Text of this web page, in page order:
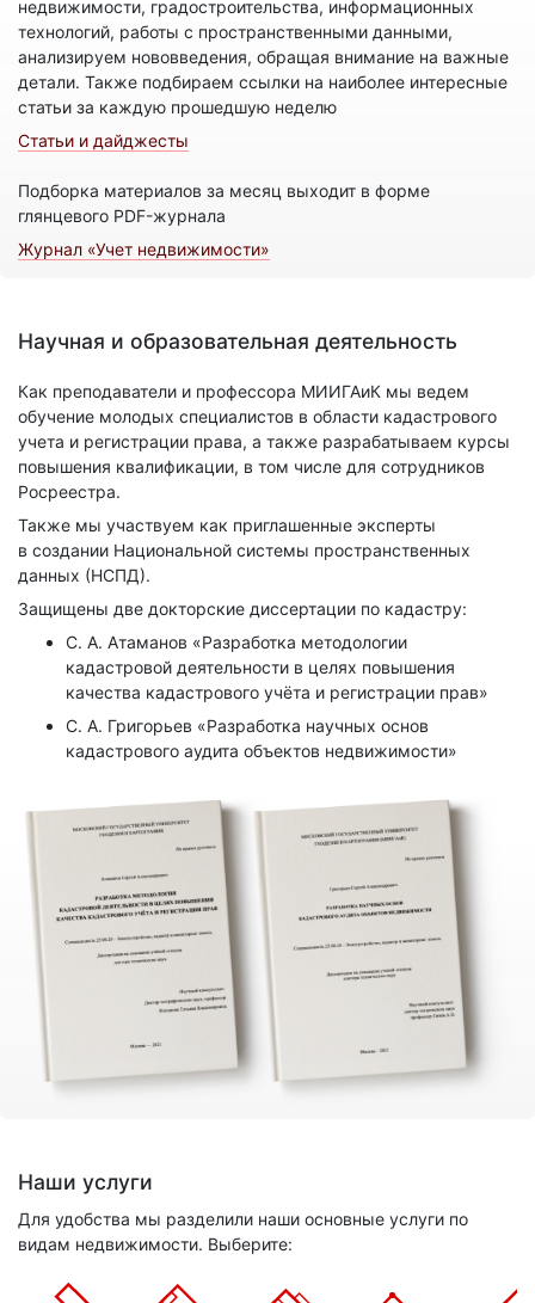
недвижимости, градостроительства, информационных
технологий, работы с пространственными данными,
анализируем нововведения, обращая внимание на важные
детали. Также подбираем ссылки на наиболее интересные
статьи за каждую прошедшую неделю
Статьи и дайджесты
Подборка материалов за месяц выходит в форме
глянцевого PDF-журнала
Журнал «Учет недвижимости»
Научная и образовательная деятельность
Как преподаватели и профессора МИИГАиК мы ведем
обучение молодых специалистов в области кадастрового
учета и регистрации права, а также разрабатываем курсы
повышения квалификации, в том числе для сотрудников
Росреестра.
Также мы участвуем как приглашенные эксперты
в создании Национальной системы пространственных
данных (НСПД).
Защищены две докторские диссертации по кадастру:
С. А. Атаманов «Разработка методологии
кадастровой деятельности в целях повышения
качества кадастрового учёта и регистрации прав»
С. А. Григорьев «Разработка научных основ
кадастрового аудита объектов недвижимости»
Наши услуги
Для удобства мы разделили наши основные услуги по
видам недвижимости. Выберите: